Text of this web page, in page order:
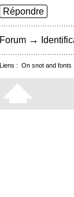
Répondre
Forum →
Liens : On snot and fonts